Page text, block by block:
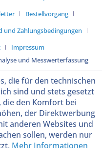
Bestellvorgang
und Zahlungsbedingungen
Impressum
und Messwerterfassung
die für den technischen
sind und stets gesetzt
die den Komfort bei
der Direktwerbung
anderen Websites und
sollen, werden nur
Mehr Informationen